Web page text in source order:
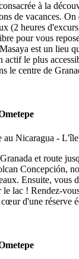
à la
de vacances.
(2 heures
pour vous
est un lieu
actif le plus
le centre de
et route
Concepción,
Ensuite,
le lac ! Rendez-
d'une réserve